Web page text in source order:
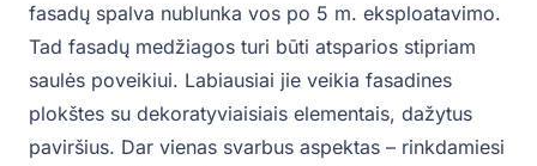
fasadų spalva nublunka vos po 5 m. eksploatavimo.
Tad fasadų medžiagos turi būti atsparios stipriam
saulės poveikiui. Labiausiai jie veikia fasadines
plokštes su dekoratyviaisiais elementais, dažytus
paviršius. Dar vienas svarbus aspektas – rinkdamiesi